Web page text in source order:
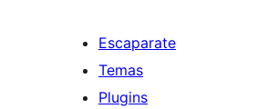
Escaparate
Temas
Plugins